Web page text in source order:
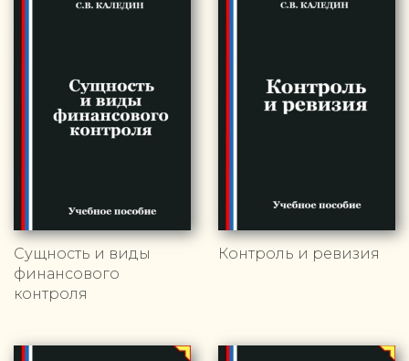
Сущность и виды
финансового
контроля
Контроль и ревизия